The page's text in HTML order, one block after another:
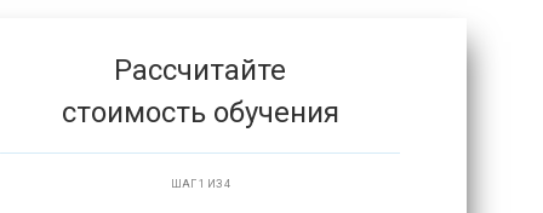
Рассчитайте
стоимость обучения
ШАГ 1 ИЗ 4